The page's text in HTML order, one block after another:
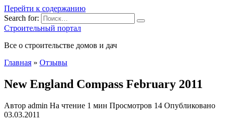
Перейти к содержанию
Search for:
Строительный портал
Все о строительстве домов и дач
Главная » Отзывы
New England Compass February 2011
Автор admin На чтение 1 мин Просмотров 14 Опубликовано
03.03.2011